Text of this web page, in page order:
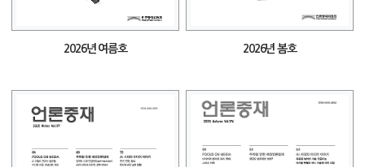
2026년 여름호 2026년 봄호